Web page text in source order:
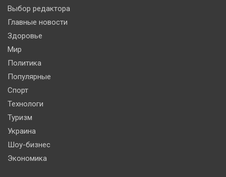
Выбор редактора
Главные новости
Здоровье
Мир
Политика
Популярные
Спорт
Технологи
Туризм
Украина
Шоу-бизнес
Экономика